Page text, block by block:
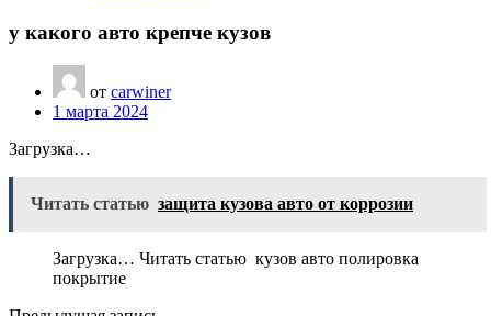
у какого авто крепче кузов
от carwiner
1 марта 2024
Загрузка…
Читать статью защита кузова авто от коррозии
Загрузка… Читать статью кузов авто полировка
покрытие